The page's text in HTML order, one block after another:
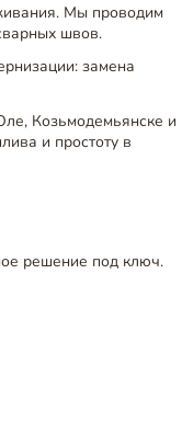
Мы проводим
швов.
замена
Козьмодемьянске и
и простоту в
решение под ключ.